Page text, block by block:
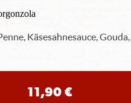
Käsesahnesauce, Gouda,
11,90 €